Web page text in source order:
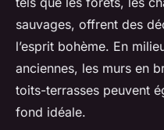
sauvages, offrent des
l’esprit bohème. En
anciennes, les murs en
toits-terrasses peuvent
fond idéale.